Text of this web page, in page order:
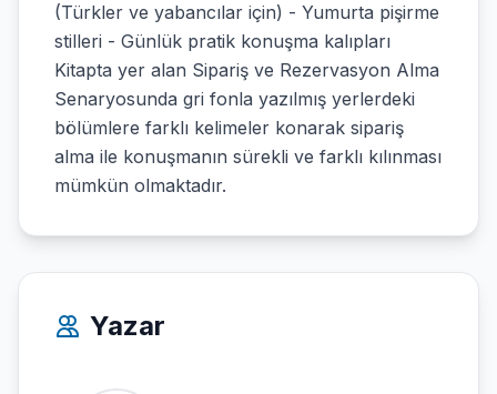
(Türkler ve yabancılar için) - Yumurta pişirme
stilleri - Günlük pratik konuşma kalıpları
Kitapta yer alan Sipariş ve Rezervasyon Alma
Senaryosunda gri fonla yazılmış yerlerdeki
bölümlere farklı kelimeler konarak sipariş
alma ile konuşmanın sürekli ve farklı kılınması
mümkün olmaktadır.
Yazar